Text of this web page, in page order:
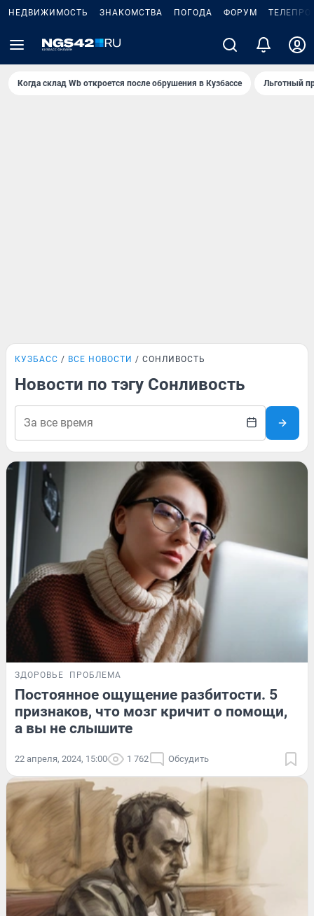
НЕДВИЖИМОСТЬ ЗНАКОМСТВА ПОГОДА ФОРУМ
Когда склад Wb откроется после обрушения в Кузбассе Льготный
КУЗБАСС ВСЕ НОВОСТИ СОНЛИВОСТЬ
Новости по тэгу Сонливость
ЗДОРОВЬЕ ПРОБЛЕМА
Постоянное ощущение разбитости. 5
признаков, что мозг кричит о помощи,
а вы не слышите
22 апреля, 2024, 15:00 1 762 Обсудить